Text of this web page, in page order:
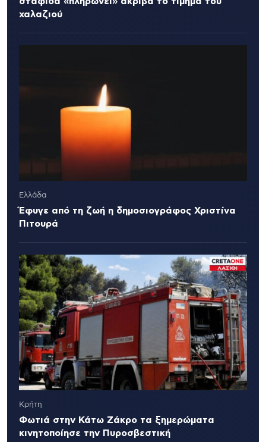
χαλαζιού
Ελλάδα
Έφυγε από τη ζωή η δημοσιογράφος Χριστίνα
Πιτουρά
Κρήτη
Φωτιά στην Κάτω Ζάκρο τα ξημερώματα
κινητοποίησε την Πυροσβεστική